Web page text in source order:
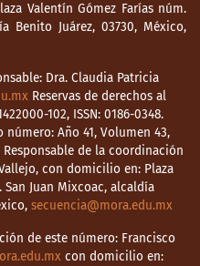
Valentín Gómez Farías núm.
Benito Juárez, 03730, México,
Dra. Claudia Patricia
Reservas de derechos al
102, ISSN: 0186-0348.
número: Año 41, Volumen 43,
de la coordinación
con domicilio en: Plaza
San Juan Mixcoac, alcaldía
secuencia@mora.edu.mx
de este número: Francisco
con domicilio en: